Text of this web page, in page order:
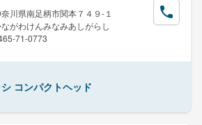
川県南足柄市関本７４９-１
がわけんみなみあしがらし
71-0773
コンパクトヘッド